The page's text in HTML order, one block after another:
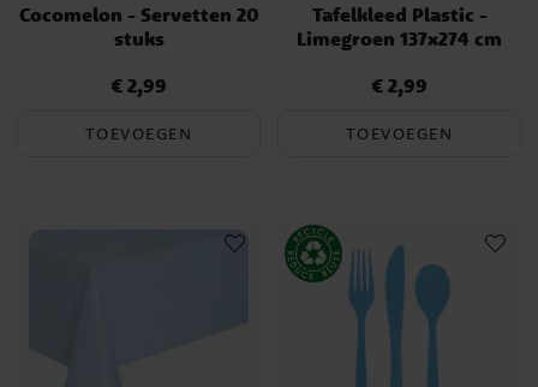
Cocomelon - Servetten 20
stuks
Prijs :€ 2,99
€ 2,99
TOEVOEGEN
Tafelkleed Plastic -
Limegroen 137x274 cm
Prijs :€ 2,99
€ 2,99
TOEVOEGEN